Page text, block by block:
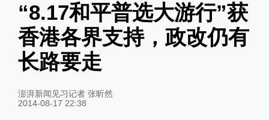
“8.17和平普选大游行”获
香港各界支持，政改仍有
长路要走
澎湃新闻见习记者 张昕然
2014-08-17 22:38